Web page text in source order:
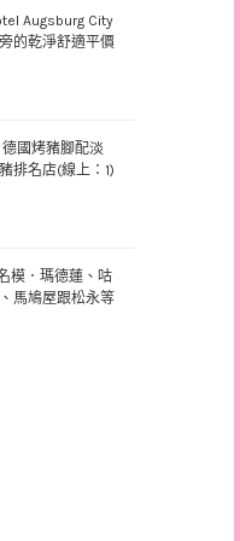
Augsburg City
的乾淨舒適平價
國烤豬腳配淡
排名店(線上：1)
模．瑪德蓮、咕
馬鳩屋跟松永等